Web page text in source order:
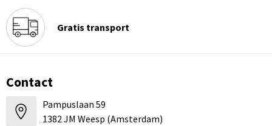
Gratis transport
Contact
Pampuslaan 59
1382 JM Weesp (Amsterdam)